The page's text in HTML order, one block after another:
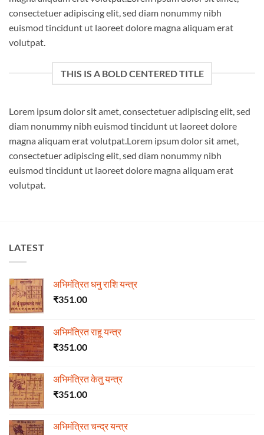
consectetuer adipiscing elit, sed diam nonummy nibh
euismod tincidunt ut laoreet dolore magna aliquam erat
volutpat.
THIS IS A BOLD CENTERED TITLE
Lorem ipsum dolor sit amet, consectetuer adipiscing elit, sed
diam nonummy nibh euismod tincidunt ut laoreet dolore
magna aliquam erat volutpat.Lorem ipsum dolor sit amet,
consectetuer adipiscing elit, sed diam nonummy nibh
euismod tincidunt ut laoreet dolore magna aliquam erat
volutpat.
LATEST
अभिमंत्रित धनु राशि यन्त्र
₹351.00
अभिमंत्रित राहू यन्त्र
₹351.00
अभिमंत्रित केतु यन्त्र
₹351.00
अभिमंत्रित चन्द्र यन्त्र